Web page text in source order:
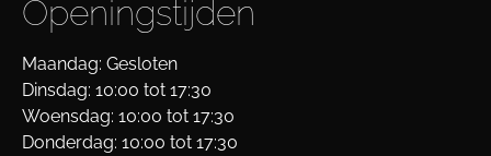
Openingstijden
Maandag: Gesloten
Dinsdag: 10:00 tot 17:30
Woensdag: 10:00 tot 17:30
Donderdag: 10:00 tot 17:30